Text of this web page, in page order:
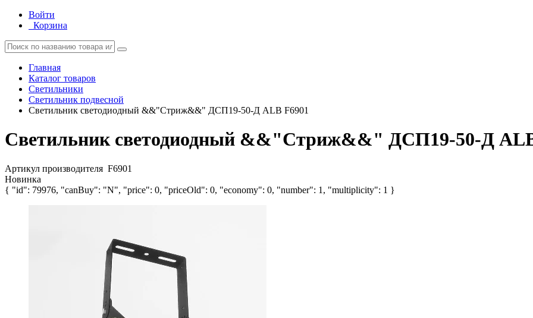
Войти
Корзина
Главная
Каталог товаров
Светильники
Светильник подвесной
Светильник светодиодный &&"Стриж&&" ДСП19-50-Д ALB F6901
Светильник светодиодный &&"Стриж&&" ДСП19-50-Д
Артикул производителя F6901
Новинка
{ "id": 79976, "canBuy": "N", "price": 0, "priceOld": 0, "economy": 0, "number": 1, "multiplicity": 1 }